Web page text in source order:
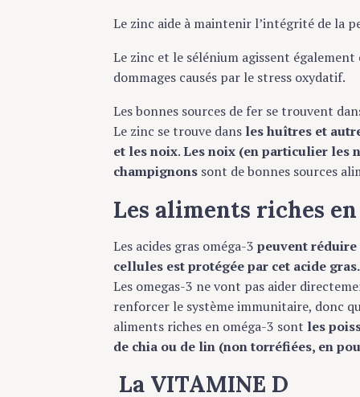
Le zinc aide à maintenir l’intégrité de la
Le zinc et le sélénium agissent
dommages causés par le stress oxydatif.
Les bonnes sources de fer se trouvent
Le zinc se trouve dans les huîtres et
et les noix.Les noix (en particulier les
champignons sont de bonnes sources
Les aliments riches en
Les acides gras oméga-3 peuvent réduire
cellules est protégée par cet acide
Les omegas-3 ne vont pas aider
renforcer le système immunitaire, donc
aliments riches en oméga-3 sont les
de chia ou de lin (non torréfiées, en
La VITAMINE D